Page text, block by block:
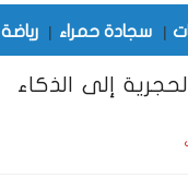
| سجادة حمراء | رياضة
إلى الذكاء